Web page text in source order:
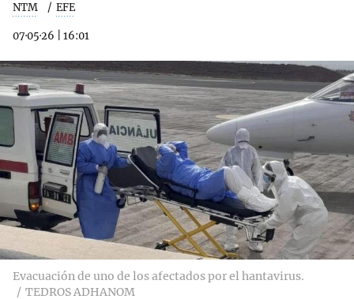
NTM EFE
07·05·26 16:01
Evacuación de uno de los afectados por el hantavirus.
TEDROS ADHANOM